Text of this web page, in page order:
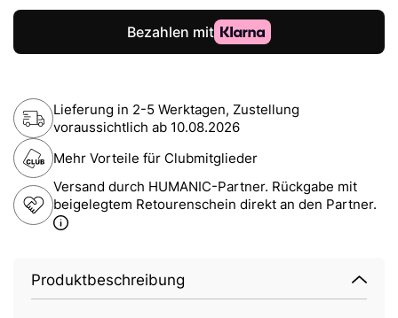
Lieferung in 2-5 Werktagen, Zustellung
voraussichtlich ab 10.08.2026
Mehr Vorteile für Clubmitglieder
Versand durch HUMANIC-Partner. Rückgabe mit
beigelegtem Retourenschein direkt an den Partner.
Produktbeschreibung